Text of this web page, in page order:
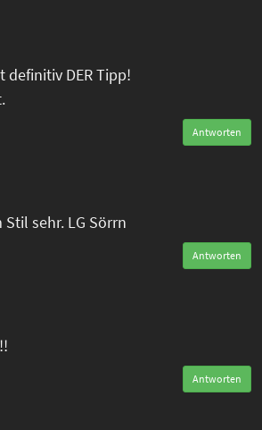
definitiv DER Tipp!
Antworten
sehr. LG Sörrn
Antworten
Antworten